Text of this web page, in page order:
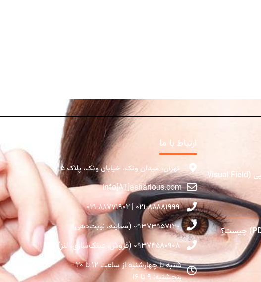
تست میدان بینایی (Visual Field
فاصله مردمکی (PD) چیست؟
ارتباط با ما
تهران، میدان ونک، خیابان ونک، پلاک ۵
info[AT]asharlous.com
۰۲۱-۸۸۸۸۱۹۹۹ | ۰۲۱-۸۸۷۷۱۹۰۲
۰۹۳۷۳۹۵۷۱۴۰ (معاینه، نوبت‌دهی)
۰۹۳۷۴۵۸۰۹۰۸ (فروش، عینک‌سازی، لنز)
شنبه تا چهارشنبه از ساعت ۱۲ تا ۲۰ -
پنجشنبه: ۹ تا ۱۶